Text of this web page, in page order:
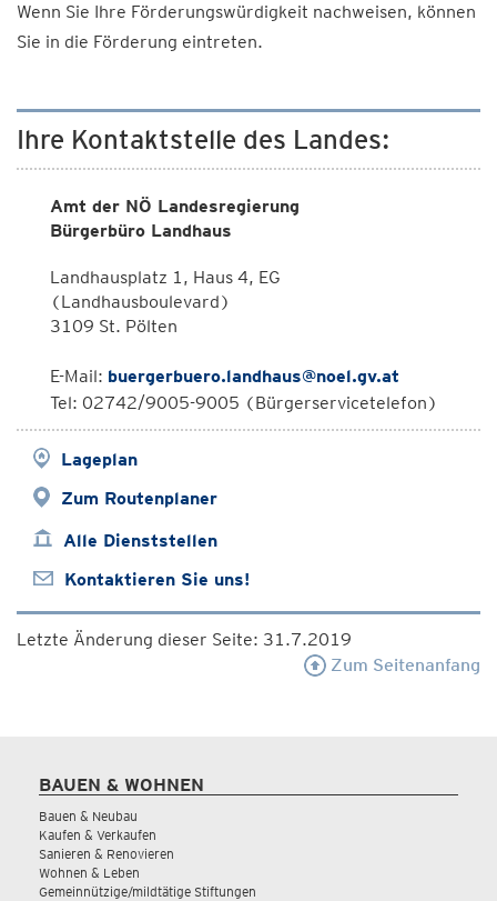
Wenn Sie Ihre Förderungswürdigkeit nachweisen, können
Sie in die Förderung eintreten.
Ihre Kontaktstelle des Landes:
Amt der NÖ Landesregierung
Bürgerbüro Landhaus
Landhausplatz 1, Haus 4, EG
(Landhausboulevard)
3109 St. Pölten
E-Mail: buergerbuero.landhaus@noel.gv.at
Tel: 02742/9005-9005 (Bürgerservicetelefon)
Lageplan
Zum Routenplaner
Alle Dienststellen
Kontaktieren Sie uns!
Letzte Änderung dieser Seite: 31.7.2019
Zum Seitenanfang
BAUEN & WOHNEN
Bauen & Neubau
Kaufen & Verkaufen
Sanieren & Renovieren
Wohnen & Leben
Gemeinnützige/mildtätige Stiftungen